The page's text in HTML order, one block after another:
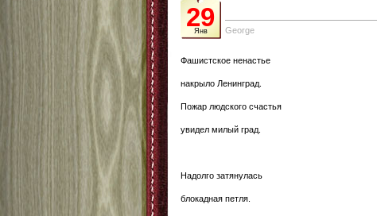
29
Янв George
Фашистское ненастье
накрыло Ленинград.
Пожар людского счастья
увидел милый град.
Надолго затянулась
блокадная петля.